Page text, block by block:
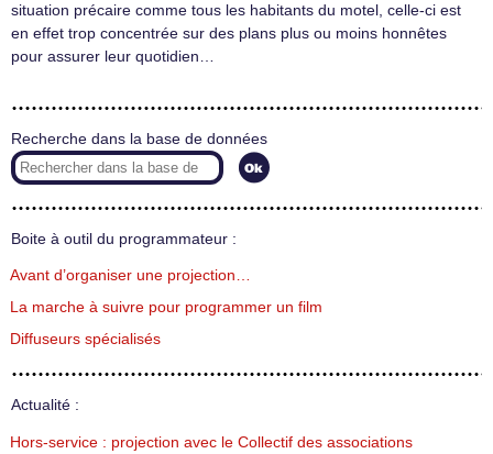
situation précaire comme tous les habitants du motel, celle-ci est
en effet trop concentrée sur des plans plus ou moins honnêtes
pour assurer leur quotidien…
Recherche dans la base de données
Boite à outil du programmateur :
Avant d’organiser une projection…
La marche à suivre pour programmer un film
Diffuseurs spécialisés
Actualité :
Hors-service : projection avec le Collectif des associations